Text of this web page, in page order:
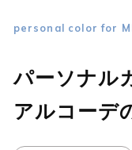
personal color for
パーソナル
アルコーデ